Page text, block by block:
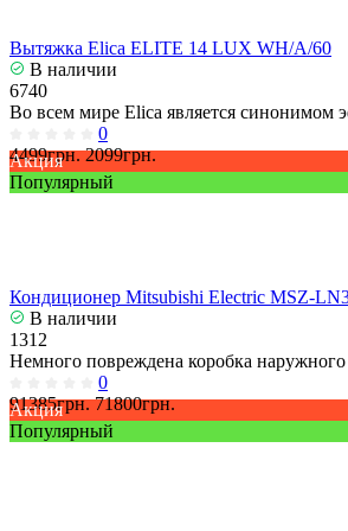
Вытяжка Elica ELITE 14 LUX WH/A/60
В наличии
6740
Во всем мире Elica является синонимом
0
4499грн. 2099грн.
Акция
Популярный
Кондиционер Mitsubishi Electric MSZ-
В наличии
1312
Немного повреждена коробка
0
91385грн. 71800грн.
Акция
Популярный